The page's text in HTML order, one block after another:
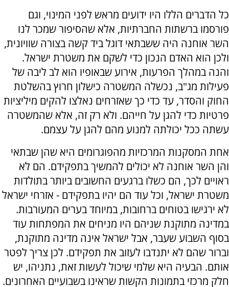
כל הדברים הללו היו ידועים מראש לפני המינוי, וגם
פורסמו ברשתות החברתיות, אלא שהסיפור שמכר לנו
השר אוחנה היה ששבתאי דוגל ביד קשה בצורה שוויונית,
ולכן הוא האדם הנכון כדי לשקם את משטרת ישראל.
והנה במהלך הפרעות, אירוע שבאופיו הוא לב ליבה של
פעילות מג"ב, נכשלה המשטרה כישלון חרוץ בהשלטת
החוק והסדר, עד כדי כך שאזרחים נאלצו להקים מיליציות
פרטיות כדי להגן על חייהם. ולא רק זה, אלא שהמשטרה
עשתה ככל יכולתה למנוע מהם להגן על עצמם.
אחת המסקנות המרכזיות מהפוגרומים היא שהן שבתאי
והן השר אוחנה לא יכולים להמשיך בתפקידם. הם לא
ראויים לכך, הם כשלו ברגעים החשובים ביותר בתולדות
משטרת ישראל, וכל עוד הם יהיו בתפקידם - אזרחי ישראל
לא ירגישו בטוחים ברחובות, במיוחד בערים המעורבות.
במדינה מתוקנת שניהם היו מניחים את המפתחות עוד
בסוף השבוע שעבר, אבל ישראל אינה מדינה מתוקנת,
וברור שהם לא יתנדבו לעזוב את תפקידם. לכן צריך לפטר
אותם. הבעיה היא שלמי שיכול לעשות זאת, נתניהו, יש
חלק מרכזי בתמונות הקשות שראינו בשבועיים האחרונים.